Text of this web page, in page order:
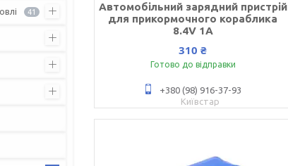
Автомобільний зарядний пристрій
для прикормочного кораблика
8.4V 1A
310 ₴
Готово до відправки
+380 (98) 916-37-93
Київстар
41